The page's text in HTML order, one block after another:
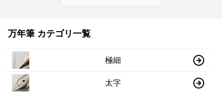
万年筆 カテゴリ一覧
極細
太字